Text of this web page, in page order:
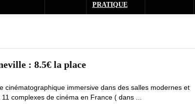
PRATIQUE
: 8.5€ la place
cinématographique immersive dans des salles modernes et
complexes de cinéma en France ( dans ...